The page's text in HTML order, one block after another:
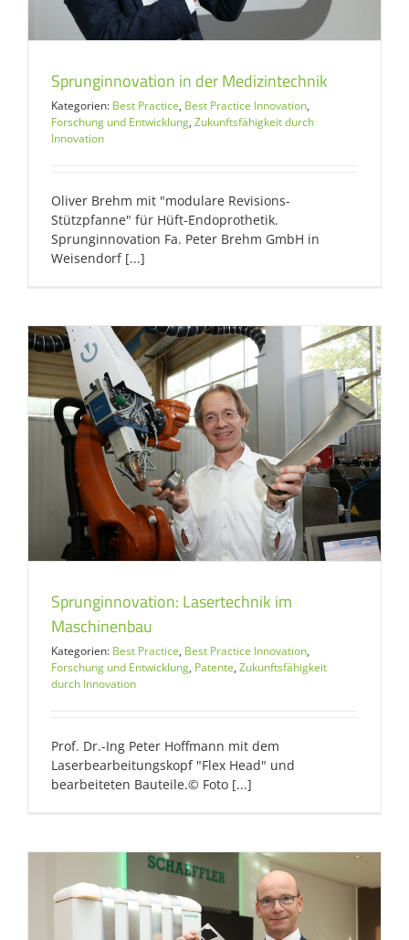
Sprunginnovation in der Medizintechnik
Kategorien: Best Practice, Best Practice Innovation,
Forschung und Entwicklung, Zukunftsfähigkeit durch
Innovation
Oliver Brehm mit "modulare Revisions-
Stützpfanne" für Hüft-Endoprothetik.
Sprunginnovation Fa. Peter Brehm GmbH in
Weisendorf [...]
Sprunginnovation: Lasertechnik im
Maschinenbau
Kategorien: Best Practice, Best Practice Innovation,
Forschung und Entwicklung, Patente, Zukunftsfähigkeit
durch Innovation
Prof. Dr.-Ing Peter Hoffmann mit dem
Laserbearbeitungskopf "Flex Head" und
bearbeiteten Bauteile.© Foto [...]